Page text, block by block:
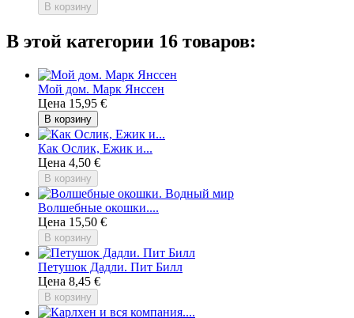
В корзину
В этой категории 16 товаров:
Мой дом. Марк Янссен
Цена 15,95 €
В корзину
Как Ослик, Ежик и...
Цена 4,50 €
В корзину
Волшебные окошки....
Цена 15,50 €
В корзину
Петушок Дадли. Пит Билл
Цена 8,45 €
В корзину